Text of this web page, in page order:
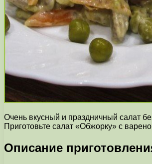
Очень вкусный и праздничный салат
Приготовьте салат «Обжорку» с
Описание